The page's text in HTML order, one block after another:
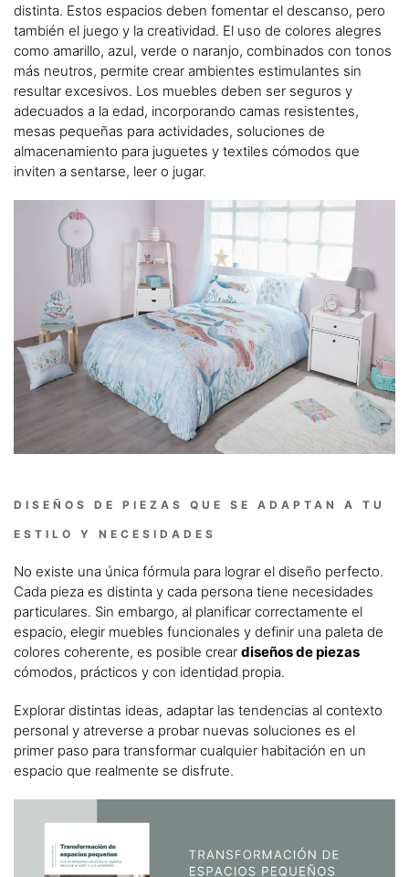
distinta. Estos espacios deben fomentar el descanso, pero
también el juego y la creatividad. El uso de colores alegres
como amarillo, azul, verde o naranjo, combinados con tonos
más neutros, permite crear ambientes estimulantes sin
resultar excesivos. Los muebles deben ser seguros y
adecuados a la edad, incorporando camas resistentes,
mesas pequeñas para actividades, soluciones de
almacenamiento para juguetes y textiles cómodos que
inviten a sentarse, leer o jugar.
DISEÑOS DE PIEZAS QUE SE ADAPTAN A TU
ESTILO Y NECESIDADES
No existe una única fórmula para lograr el diseño perfecto.
Cada pieza es distinta y cada persona tiene necesidades
particulares. Sin embargo, al planificar correctamente el
espacio, elegir muebles funcionales y definir una paleta de
colores coherente, es posible crear diseños de piezas
cómodos, prácticos y con identidad propia.
Explorar distintas ideas, adaptar las tendencias al contexto
personal y atreverse a probar nuevas soluciones es el
primer paso para transformar cualquier habitación en un
espacio que realmente se disfrute.